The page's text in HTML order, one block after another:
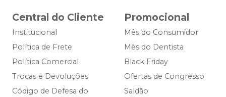
Central do Cliente
Institucional
Política de Frete
Política Comercial
Trocas e Devoluções
Código de Defesa do
Promocional
Mês do Consumidor
Mês do Dentista
Black Friday
Ofertas de Congresso
Saldão